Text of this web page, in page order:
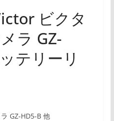
ビクタ
ラ GZ-
テリーリ
GZ-HD5-B 他